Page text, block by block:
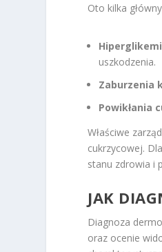
Oto kilka
uszkodzenia.
Zaburzenia
Powikłania
Właściwe
cukrzycowej.
stanu zdrowia i
JAK
Diagnoza
oraz ocenie